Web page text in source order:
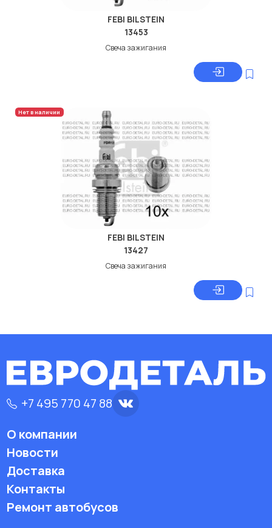
FEBI BILSTEIN
13453
Свеча зажигания
Нет в наличии
FEBI BILSTEIN
13427
Свеча зажигания
+7 495 770 47 88
О компании
Новости
Доставка
Контакты
Ремонт автобусов